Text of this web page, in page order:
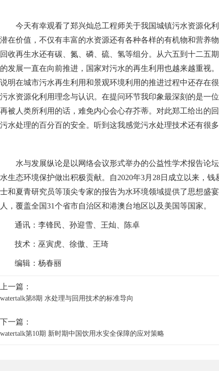
今天有幸观看了郑兴灿总工程师关于我国城镇污水资源化
潜在价值，不仅有丰富的水资源还有各种各样的有机物和营养
回收再生水还有碳、氮、磷、硫、氢等组分。从六五到十二五
的发展一直在向前推进，国家对污水的再生利用也越来越重视
说明在城市污水再生利用和景观环境利用的推进过程中还存在
污水资源化利用理念与认识。在提问环节我印象最深刻的是一
再被人类所利用的话，难免内心会心存芥蒂。对此郑工给出的
污水处理的百分百的安全。听到这我感觉污水处理技术还有很
水与发展纵论是以网络会议形式举办的公益性学术报告论
水生态环境保护做出积极贡献。自2020年3月28日成立以来，
士和夏青研究员等顶尖专家的报告为水环境领域提供了思想盛
人，覆盖全国31个省市自治区和港澳台地区以及美国等国家。
通讯：李锋民、孙迎雪、王灿、陈卓
技术：巫寅虎、徐傲、王琦
编辑：杨春丽
上一篇：
watertalk第8期 水处理与回用技术的标准导向
下一篇：
watertalk第10期 新时期中国饮用水安全保障的应对策略